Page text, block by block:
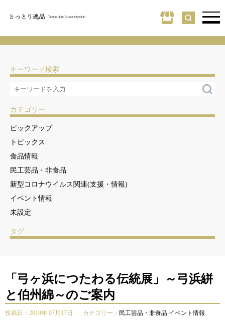
キーワード検索
カテゴリー
ピックアップ
トピックス
食品情報
民工芸品・非食品
新型コロナウイルス関連(支援・情報)
イベント情報
未設定
タグ
「弓ヶ浜につたわる伝統展」～弓浜絣
と伯州綿～のご案内
投稿日：2018年 07月17日 カテゴリー： 民工芸品・非食品 イベント情報